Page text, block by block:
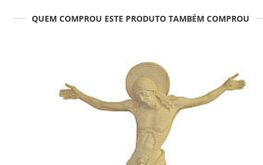
QUEM COMPROU ESTE PRODUTO TAMBÉM COMPROU